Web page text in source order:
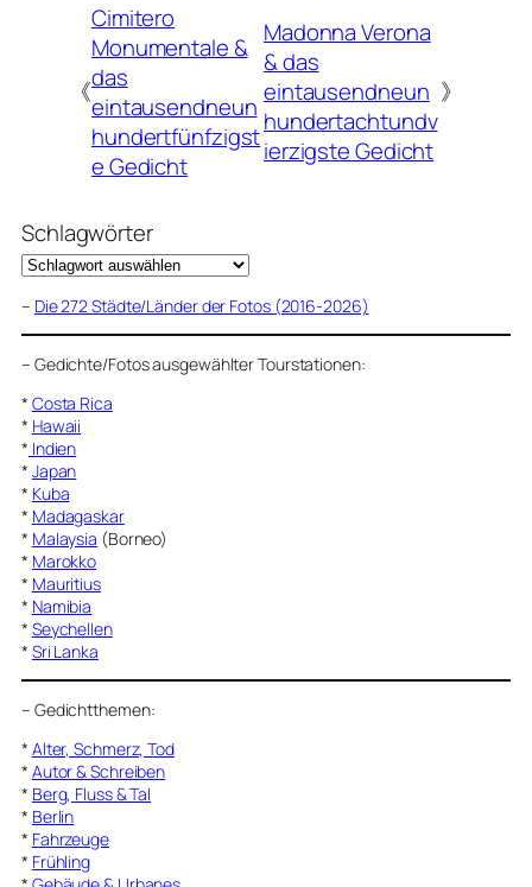
《
Cimitero
Monumentale &
das
eintausendneun
hundertfünfzigst
e Gedicht
Madonna Verona
& das
eintausendneun
hundertachtundv
ierzigste Gedicht
》
Schlagwörter
– Die 272 Städte/Länder der Fotos (2016-2026)
– Gedichte/Fotos ausgewählter Tourstationen:
* Costa Rica
* Hawaii
* Indien
* Japan
* Kuba
* Madagaskar
* Malaysia (Borneo)
* Marokko
* Mauritius
* Namibia
* Seychellen
* Sri Lanka
– Gedichtthemen:
* Alter, Schmerz, Tod
* Autor & Schreiben
* Berg, Fluss & Tal
* Berlin
* Fahrzeuge
* Frühling